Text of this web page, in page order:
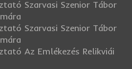
Szarvasi Szenior Tábor
Szarvasi Szenior Tábor
Az Emlékezés Relikviái